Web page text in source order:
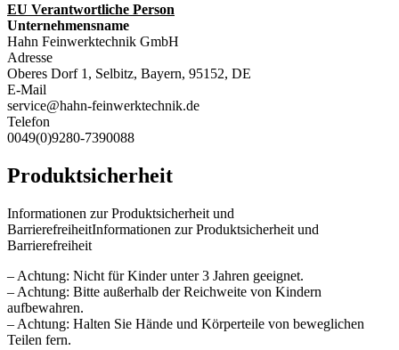
EU Verantwortliche Person
Unternehmensname
Hahn Feinwerktechnik GmbH
Adresse
Oberes Dorf 1, Selbitz, Bayern, 95152, DE
E-Mail
service@hahn-feinwerktechnik.de
Telefon
0049(0)9280-7390088
Produktsicherheit
Informationen zur Produktsicherheit und
BarrierefreiheitInformationen zur Produktsicherheit und
Barrierefreiheit
– Achtung: Nicht für Kinder unter 3 Jahren geeignet.
– Achtung: Bitte außerhalb der Reichweite von Kindern
aufbewahren.
– Achtung: Halten Sie Hände und Körperteile von beweglichen
Teilen fern.